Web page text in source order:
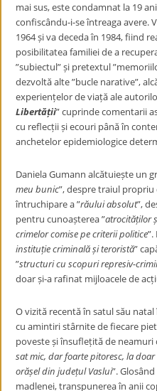
mai sus, este condamnat la 19
confiscându-i-se întreaga avere.
1964 și va deceda în 1984, fiind
posibilitatea familiei de a
”subiectul” și pretextul
dezvoltă alte ”bucle narative”,
experiențelor de viață ale
Libertății” cuprinde comentarii
cu reflecții și ecouri până în
anchetelor epidemiologice
Daniela Gumann alcătuiește un
meu bunic”, despre traiul
întruchipare a ”răului absolut”,
pentru cunoașterea ”atrocităților
crimelor comise pe criterii politice
instituție criminală și teroristă”
”structuri cu scopuri represiv-
doar și-a rafinat mijloacele de
O vizită recentă în satul său
cu amintiri stârnite de fiecare
poveste și însuflețită de neamuri
sat mic, dar foarte pitoresc, la
orășel din județul Vaslui”.
madlenei, transpunerea în anii